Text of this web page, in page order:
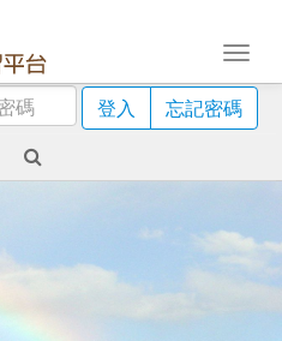
登入
忘記密碼